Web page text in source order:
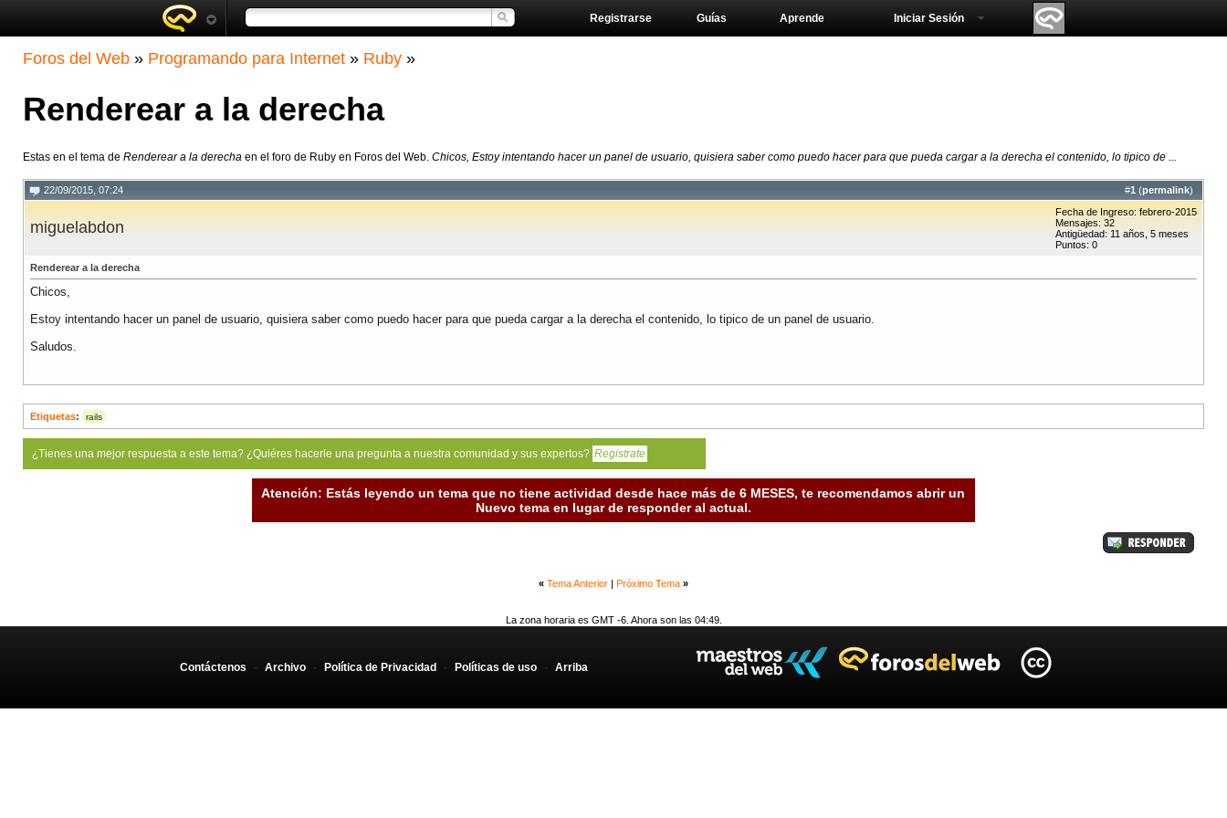
Aprende
Guías
Registrarse Iniciar Sesión
Foros del Web » Programando para Internet » Ruby »
Renderear a la derecha
Estas en el tema de Renderear a la derecha en el foro de Ruby en Foros del Web. Chicos, Estoy intentando hacer un panel de usuario, quisiera saber como puedo hacer para que pueda cargar a la derecha el contenido, lo tipico de ...
#1 (permalink)
22/09/2015, 07:24
miguelabdon
Fecha de Ingreso: febrero-2015
Mensajes: 32
Antigüedad: 11 años, 5 meses
Puntos: 0
Renderear a la derecha
Chicos,
Estoy intentando hacer un panel de usuario, quisiera saber como puedo hacer para que pueda cargar a la derecha el contenido, lo tipico de un panel de usuario.
Saludos.
Etiquetas: rails
¿Tienes una mejor respuesta a este tema? ¿Quiéres hacerle una pregunta a nuestra comunidad y sus expertos? Registrate
Atención: Estás leyendo un tema que no tiene actividad desde hace más de 6 MESES, te recomendamos abrir un
Nuevo tema en lugar de responder al actual.
« Tema Anterior Próximo Tema »
La zona horaria es GMT -6. Ahora son las 04:49.
Contáctenos - Archivo - Política de Privacidad - Políticas de uso - Arriba